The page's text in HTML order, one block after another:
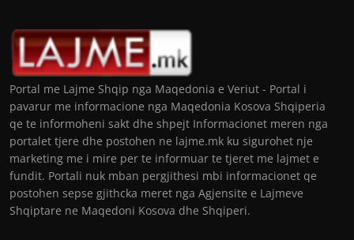
Portal me Lajme Shqip nga Maqedonia e Veriut - Portal i
pavarur me informacione nga Maqedonia Kosova Shqiperia
qe te informoheni sakt dhe shpejt Informacionet meren nga
portalet tjere dhe postohen ne lajme.mk ku sigurohet nje
marketing me i mire per te informuar te tjeret me lajmet e
fundit. Portali nuk mban pergjithesi mbi informacionet qe
postohen sepse gjithcka meret nga Agjensite e Lajmeve
Shqiptare ne Maqedoni Kosova dhe Shqiperi.